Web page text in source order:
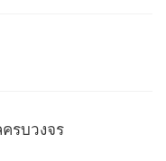
รบวงจร